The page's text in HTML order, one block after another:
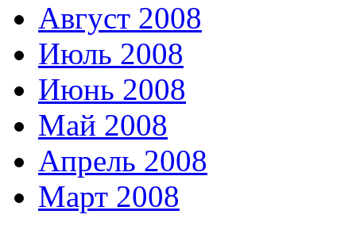
Август 2008
Июль 2008
Июнь 2008
Май 2008
Апрель 2008
Март 2008